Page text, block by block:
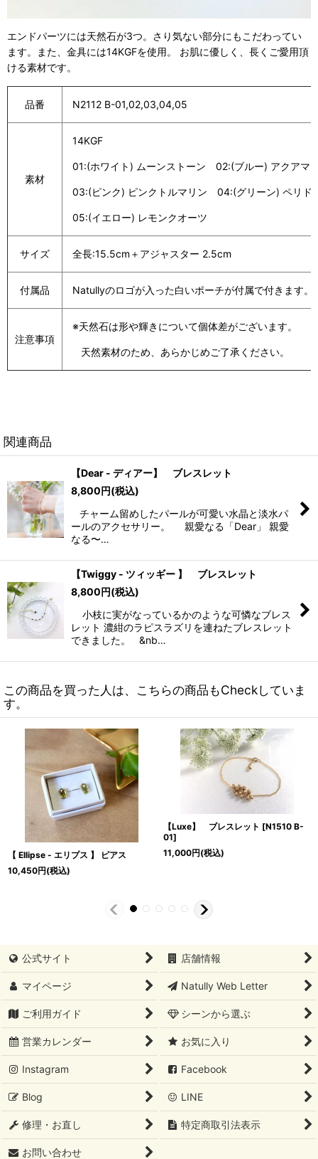
エンドパーツには天然石が3つ。さり気ない部分にもこだわってい
ます。また、金具には14KGFを使用。 お肌に優しく、長くご愛用頂
ける素材です。
品番 N2112 B-01,02,03,04,05
素材
14KGF
01:(ホワイト) ムーンストーン 02:(ブルー) アクアマ
03:(ピンク) ピンクトルマリン 04:(グリーン) ペリド
05:(イエロー) レモンクオーツ
サイズ 全長:15.5cm＋アジャスター 2.5cm
付属品 Natullyのロゴが入った白いポーチが付属で付きます。
注意事項
※天然石は形や輝きについて個体差がございます。
天然素材のため、あらかじめご了承ください。
関連商品
【Dear - ディアー】 ブレスレット
8,800円(税込)
チャーム留めしたパールが可愛い水晶と淡水パ
ールのアクセサリー。 親愛なる「Dear」 親愛
なる〜…
【Twiggy - ツィッギー 】 ブレスレット
8,800円(税込)
小枝に実がなっているかのような可憐なブレス
レット 濃紺のラピスラズリを連ねたブレスレット
できました。 &nb…
この商品を買った人は、こちらの商品もCheckしていま
す。
【 Ellipse - エリプス 】 ピアス
10,450円(税込)
【Luxe】 ブレスレット [N1510 B-
01]
11,000円(税込)
公式サイト 店舗情報
マイページ Natully Web Letter
ご利用ガイド シーンから選ぶ
営業カレンダー お気に入り
Instagram Facebook
Blog LINE
修理・お直し 特定商取引法表示
お問い合わせ